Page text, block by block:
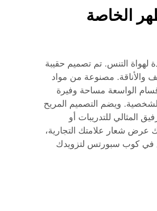
الخاصة
لهواة التنس. تم تصميم حقيبة
والأناقة. مصنوعة من مواد
الواسعة مساحة وفيرة
ويضم التصميم المريح
المثالي للتدريبات أو
عرض شعار علامتك التجارية،
في كوب سبورتس لتزويدك